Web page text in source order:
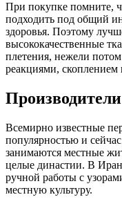
При покупке помните,
подходить под общий
здоровья. Поэтому
высококачественные
плетения, нежели потом
реакциями, скоплением
Производители
Всемирно известные
популярностью и
занимаются местные
целые династии. В
ручной работы с
местную культуру.